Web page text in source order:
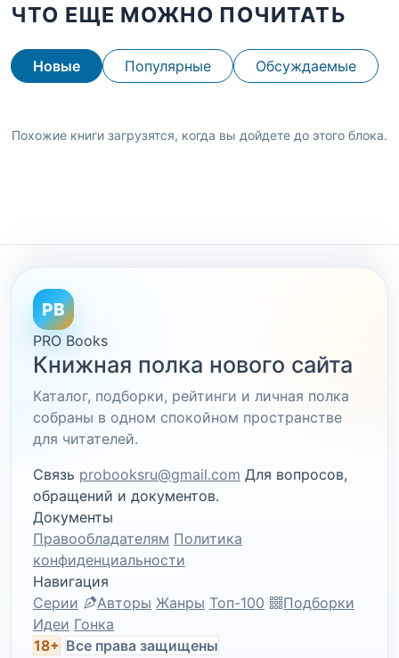
ЧТО ЕЩЕ МОЖНО ПОЧИТАТЬ
Новые Популярные Обсуждаемые
Похожие книги загрузятся, когда вы дойдете до этого блока.
PB
PRO Books
Книжная полка нового сайта
Каталог, подборки, рейтинги и личная полка
собраны в одном спокойном пространстве
для читателей.
Связь probooksru@gmail.com Для вопросов,
обращений и документов.
Документы
Правообладателям Политика
конфиденциальности
Навигация
Серии
Авторы Жанры Топ-100
Подборки
Идеи Гонка
18+ Все права защищены